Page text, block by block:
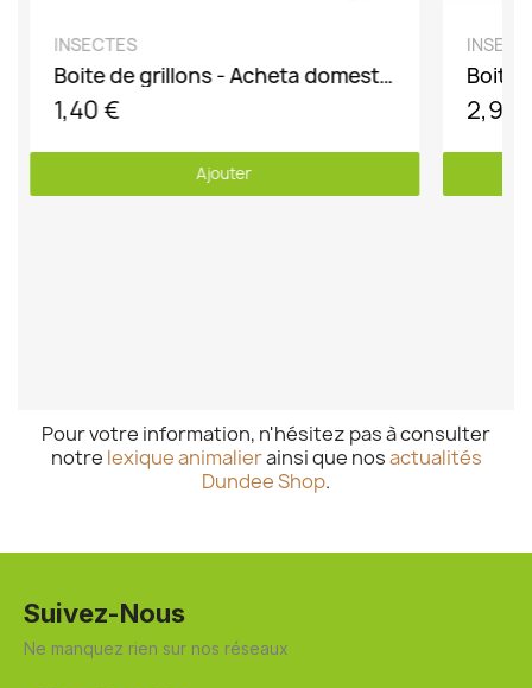
INSECTES
Boite de grillons - Acheta domesticus
1,40 €
Ajouter
2,90
Pour votre information, n'hésitez pas à consulter
notre lexique animalierainsi que nosactualités
Dundee Shop.
Suivez-Nous
Ne manquez rien sur nos réseaux